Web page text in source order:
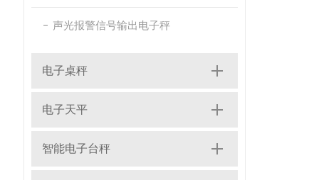
声光报警信号输出电子秤
电子桌秤
电子天平
智能电子台秤